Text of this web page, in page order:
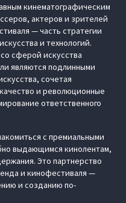
кинематографическим
актеров и зрителей
— часть стратегии
и технологий.
сферой искусства
являются подлинными
сочетая
и революционные
ответственного
с премиальными
выдающимся кинолентам,
Это партнерство
и кинофестиваля —
и созданию по-